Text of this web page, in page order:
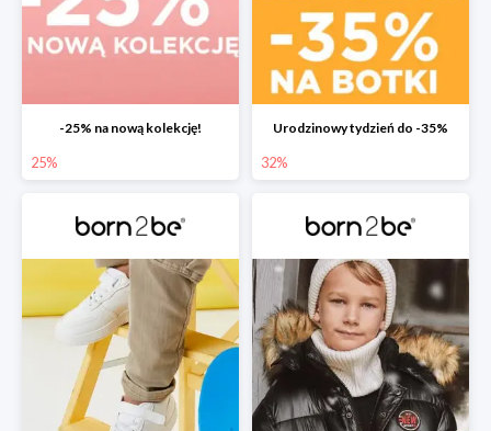
-25% na nową kolekcję!
25%
Urodzinowy tydzień do -35%
32%